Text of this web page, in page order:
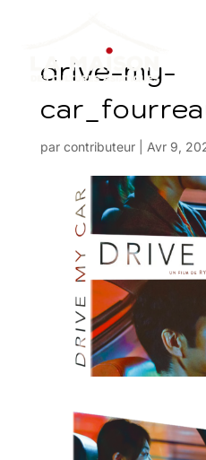
drive-my-
par contributeur| Avr 9,